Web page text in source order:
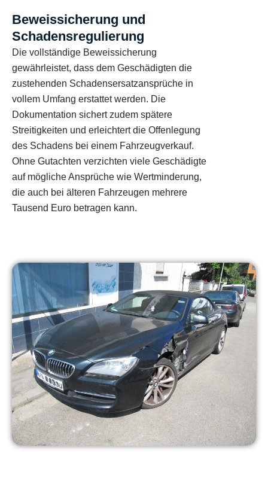
Beweissicherung und
Schadensregulierung
Die vollständige Beweissicherung
gewährleistet, dass dem Geschädigten die
zustehenden Schadensersatzansprüche in
vollem Umfang erstattet werden. Die
Dokumentation sichert zudem spätere
Streitigkeiten und erleichtert die Offenlegung
des Schadens bei einem Fahrzeugverkauf.
Ohne Gutachten verzichten viele Geschädigte
auf mögliche Ansprüche wie Wertminderung,
die auch bei älteren Fahrzeugen mehrere
Tausend Euro betragen kann.